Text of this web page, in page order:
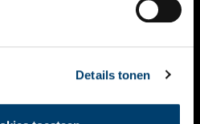
Details tonen